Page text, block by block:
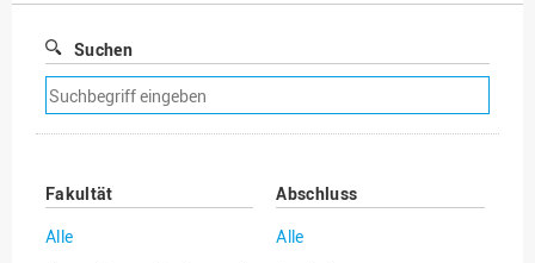
Suchen
Suchfilter
entfernen
Fakultät
Alle
Abschluss
Alle